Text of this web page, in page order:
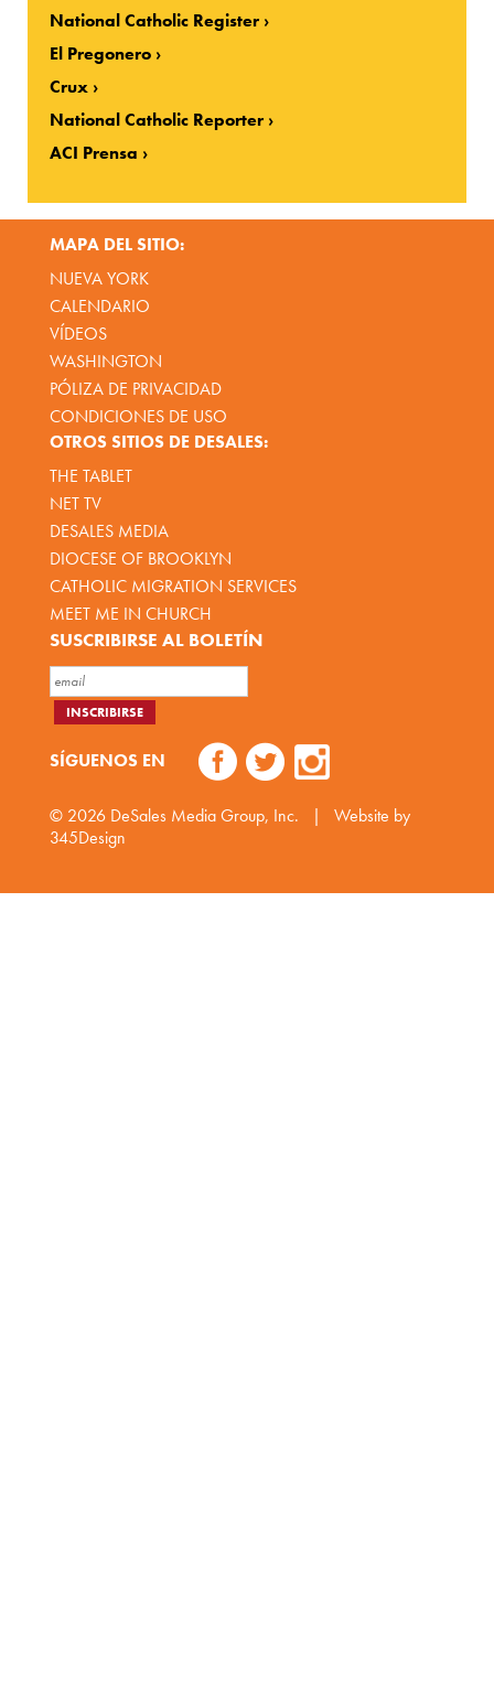
National Catholic Register
El Pregonero
Crux
National Catholic Reporter
ACI Prensa
MAPA DEL SITIO:
NUEVA YORK
CALENDARIO
VÍDEOS
WASHINGTON
PÓLIZA DE PRIVACIDAD
CONDICIONES DE USO
OTROS SITIOS DE DESALES:
THE TABLET
NET TV
DESALES MEDIA
DIOCESE OF BROOKLYN
CATHOLIC MIGRATION SERVICES
MEET ME IN CHURCH
SUSCRIBIRSE AL BOLETÍN
SÍGUENOS EN
© 2026 DeSales Media Group, Inc. |
Website by
345Design